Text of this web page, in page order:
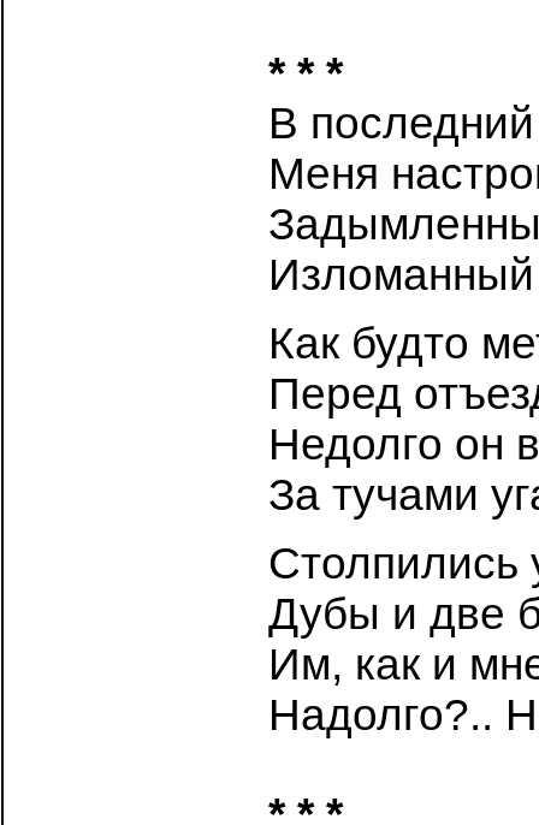
* * *
В
Меня
Изломанный
Как будто
Перед
Недолго он
За тучами
Столпились
Дубы и две
Им, как и
Надолго?..
* * *